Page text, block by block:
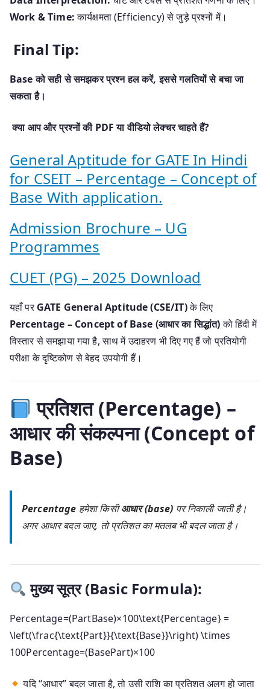
Work & Time:कार्यक्षमता (Efficiency) से जुड़े प्रश्नों में।
Final Tip:
Base को सही से समझकर प्रश्न हल करें, इससे गलतियों से बचा जा
सकता है।
क्या आप और प्रश्नों की PDF या वीडियो लेक्चर चाहते हैं?
General Aptitude for GATE In Hindi
for CSEIT – Percentage – Concept of
Base With application.
Admission Brochure – UG
Programmes
CUET (PG) – 2025 Download
यहाँ पर GATE General Aptitude (CSE/IT)के लिए
Percentage – Concept of Base (आधार का सिद्धांत)को हिंदी में
विस्तार से समझाया गया है, साथ में उदाहरण भी दिए गए हैं जो प्रतियोगी
परीक्षा के दृष्टिकोण से बेहद उपयोगी हैं।
प्रतिशत (Percentage) –
आधार की संकल्पना (Concept of
Base)
Percentage हमेशा किसीआधार (base) पर निकाली जाती है।
अगर आधार बदल जाए, तो प्रतिशत का मतलब भी बदल जाता है।
मुख्य सूत्र (Basic Formula):
Percentage=(PartBase)×100\text{Percentage} =
\left(\frac{\text{Part}}{\text{Base}}\right) \times
100Percentage=(BasePart)×100
यदि “आधार” बदल जाता है, तो उसी राशि का प्रतिशत अलग हो जाता